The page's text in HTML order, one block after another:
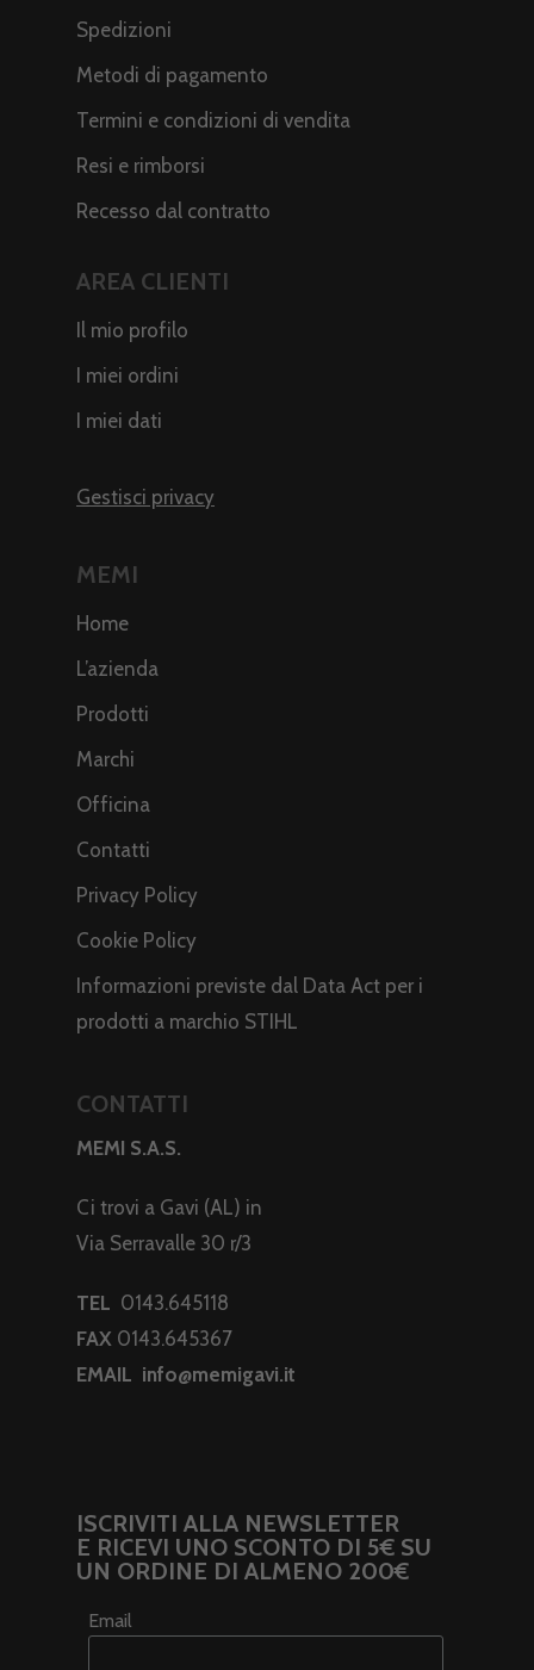
Spedizioni
Metodi di pagamento
Termini e condizioni di vendita
Resi e rimborsi
Recesso dal contratto
AREA CLIENTI
Il mio profilo
I miei ordini
I miei dati
Gestisci privacy
MEMI
Home
L’azienda
Prodotti
Marchi
Officina
Contatti
Privacy Policy
Cookie Policy
Informazioni previste dal Data Act per i
prodotti a marchio STIHL
CONTATTI
MEMI S.A.S.
Ci trovi a Gavi (AL) in
Via Serravalle 30 r/3
TEL 0143.645118
FAX 0143.645367
EMAIL info@memigavi.it
ISCRIVITI ALLA NEWSLETTER
E RICEVI UNO SCONTO DI 5€ SU
UN ORDINE DI ALMENO 200€
Email